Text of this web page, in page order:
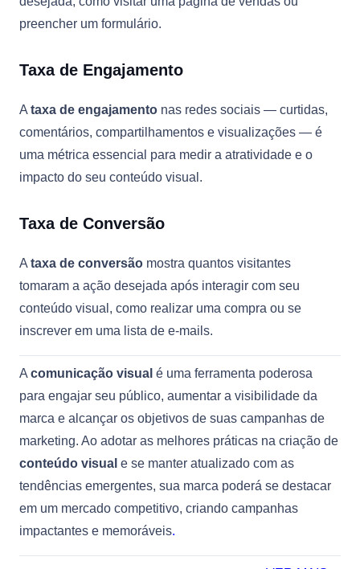
preencher um formulário.
Taxa de Engajamento
A taxa de engajamento nas redes sociais — curtidas,
comentários, compartilhamentos e visualizações — é
uma métrica essencial para medir a atratividade e o
impacto do seu conteúdo visual.
Taxa de Conversão
A taxa de conversão mostra quantos visitantes
tomaram a ação desejada após interagir com seu
conteúdo visual, como realizar uma compra ou se
inscrever em uma lista de e-mails.
A comunicação visual é uma ferramenta poderosa
para engajar seu público, aumentar a visibilidade da
marca e alcançar os objetivos de suas campanhas de
marketing. Ao adotar as melhores práticas na criação de
conteúdo visual e se manter atualizado com as
tendências emergentes, sua marca poderá se destacar
em um mercado competitivo, criando campanhas
impactantes e memoráveis.